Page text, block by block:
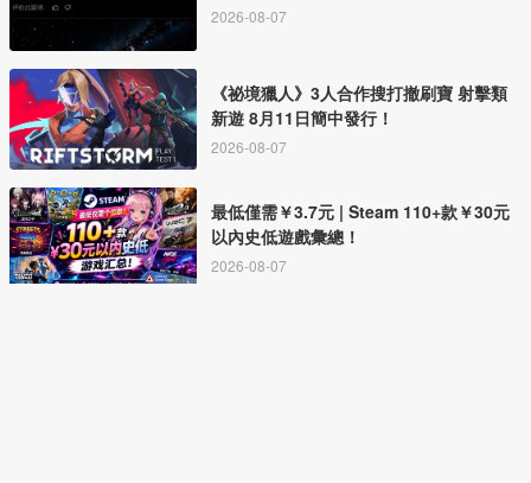
2026-08-07
《祕境獵人》3人合作搜打撤刷寶 射擊類
新遊 8月11日簡中發行！
2026-08-07
最低僅需￥3.7元 | Steam 110+款￥30元
以內史低遊戲彙總！
2026-08-07